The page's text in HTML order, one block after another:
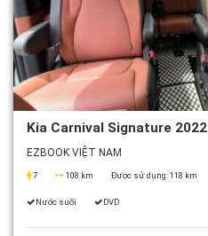
Kia Carnival Signature 2022
EZBOOK VIỆT NAM
7 108 km Được sử dụng:118 km
Nước suối DVD